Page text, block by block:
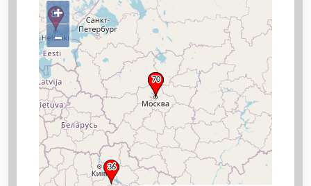
+
–